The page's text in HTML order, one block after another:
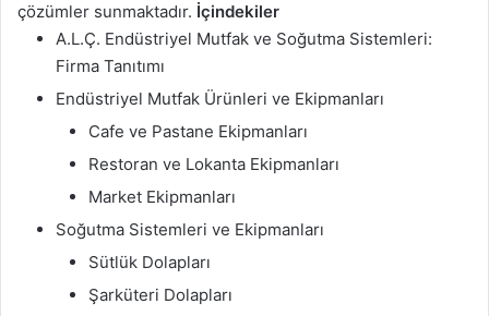
çözümler sunmaktadır. İçindekiler
A.L.Ç. Endüstriyel Mutfak ve Soğutma Sistemleri:
Firma Tanıtımı
Endüstriyel Mutfak Ürünleri ve Ekipmanları
Cafe ve Pastane Ekipmanları
Restoran ve Lokanta Ekipmanları
Market Ekipmanları
Soğutma Sistemleri ve Ekipmanları
Sütlük Dolapları
Şarküteri Dolapları